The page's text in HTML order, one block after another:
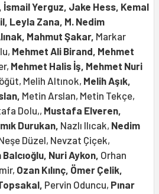
Yerguz, Jake Hess, Kemal
Leyla Zana, M. Nedim
Mahmut Şakar, Markar
Mehmet Ali Birand, Mehmet
Mehmet Halis İş, Mehmet Nuri
Melih Altınok, Melih Aşık,
Metin Arslan, Metin Tekçe,
Dolu,, Mustafa Elveren,
Durukan, Nazlı Ilıcak, Nedim
Düzel, Nevzat Çiçek,
Nuri Aykon, Orhan
Ozan Kılınç, Ömer Çelik,
Pervin Oduncu, Pınar